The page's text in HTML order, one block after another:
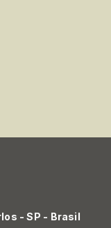
- SP - Brasil